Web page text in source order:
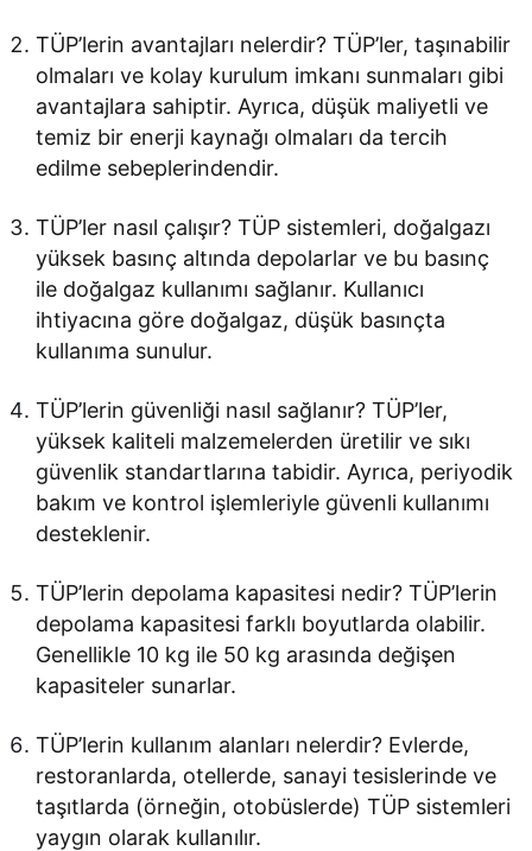
TÜP’lerin avantajları nelerdir? TÜP’ler, taşınabilir
olmaları ve kolay kurulum imkanı sunmaları gibi
avantajlara sahiptir. Ayrıca, düşük maliyetli ve
temiz bir enerji kaynağı olmaları da tercih
edilme sebeplerindendir.
TÜP’ler nasıl çalışır? TÜP sistemleri, doğalgazı
yüksek basınç altında depolarlar ve bu basınç
ile doğalgaz kullanımı sağlanır. Kullanıcı
ihtiyacına göre doğalgaz, düşük basınçta
kullanıma sunulur.
TÜP’lerin güvenliği nasıl sağlanır? TÜP’ler,
yüksek kaliteli malzemelerden üretilir ve sıkı
güvenlik standartlarına tabidir. Ayrıca, periyodik
bakım ve kontrol işlemleriyle güvenli kullanımı
desteklenir.
TÜP’lerin depolama kapasitesi nedir? TÜP’lerin
depolama kapasitesi farklı boyutlarda olabilir.
Genellikle 10 kg ile 50 kg arasında değişen
kapasiteler sunarlar.
TÜP’lerin kullanım alanları nelerdir? Evlerde,
restoranlarda, otellerde, sanayi tesislerinde ve
taşıtlarda (örneğin, otobüslerde) TÜP sistemleri
yaygın olarak kullanılır.